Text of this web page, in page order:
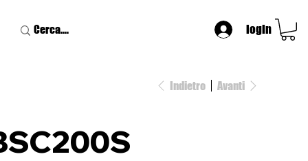
login
Indietro Avanti